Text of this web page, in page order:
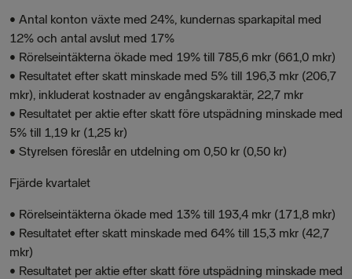
• Antal konton växte med 24%, kundernas sparkapital med
12% och antal avslut med 17%
• Rörelseintäkterna ökade med 19% till 785,6 mkr (661,0 mkr)
• Resultatet efter skatt minskade med 5% till 196,3 mkr (206,7
mkr), inkluderat kostnader av engångskaraktär, 22,7 mkr
• Resultatet per aktie efter skatt före utspädning minskade med
5% till 1,19 kr (1,25 kr)
• Styrelsen föreslår en utdelning om 0,50 kr (0,50 kr)
Fjärde kvartalet
• Rörelseintäkterna ökade med 13% till 193,4 mkr (171,8 mkr)
• Resultatet efter skatt minskade med 64% till 15,3 mkr (42,7
mkr)
• Resultatet per aktie efter skatt före utspädning minskade med